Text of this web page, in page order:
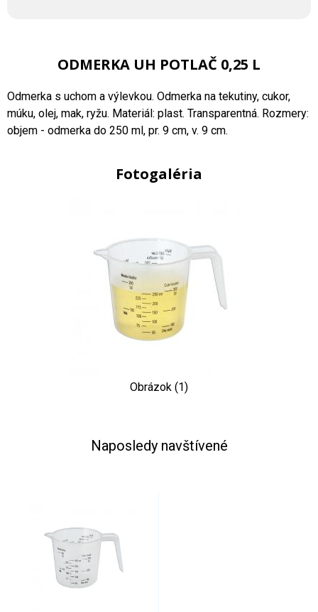
ODMERKA UH POTLAČ 0,25 L
Odmerka s uchom a výlevkou. Odmerka na tekutiny, cukor,
múku, olej, mak, ryžu. Materiál: plast. Transparentná. Rozmery:
objem - odmerka do 250 ml, pr. 9 cm, v. 9 cm.
Fotogaléria
Obrázok (1)
Naposledy navštívené